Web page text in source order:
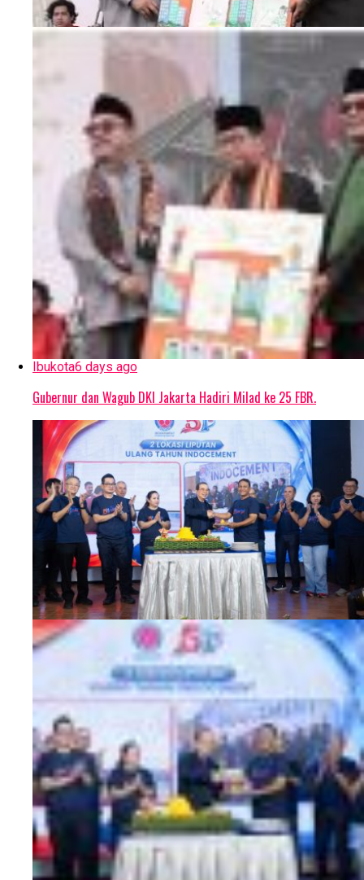
Ibukota6 days ago
Gubernur dan Wagub DKI Jakarta Hadiri Milad ke 25 FBR.